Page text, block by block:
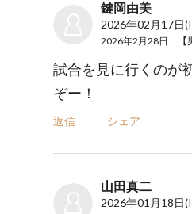
鍵岡由美
2026年02月17日
試合を見に行くのが
ぞー！
返信 シェア
山田真二
2026年01月18日